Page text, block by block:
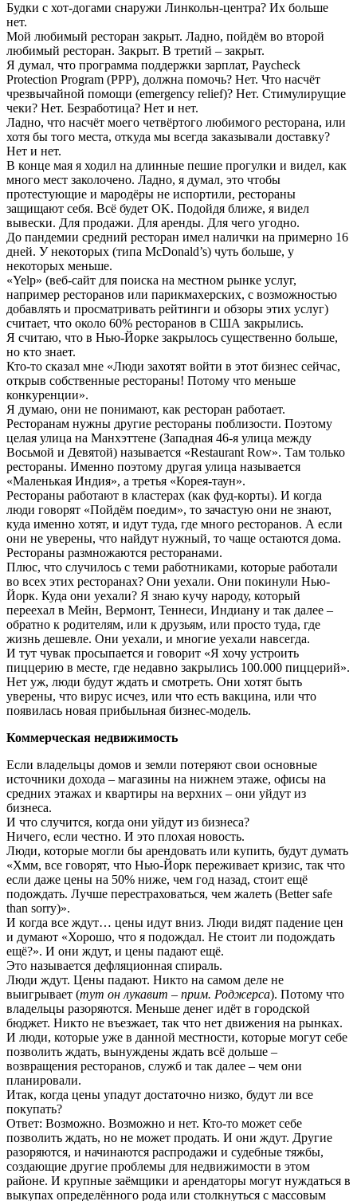
Будки с хот-догами снаружи Линкольн-центра? Их больше
нет.
Мой любимый ресторан закрыт. Ладно, пойдём во второй
любимый ресторан. Закрыт. В третий – закрыт.
Я думал, что программа поддержки зарплат, Paycheck
Protection Program (PPP), должна помочь? Нет. Что насчёт
чрезвычайной помощи (emergency relief)? Нет. Стимулирущие
чеки? Нет. Безработица? Нет и нет.
Ладно, что насчёт моего четвёртого любимого ресторана, или
хотя бы того места, откуда мы всегда заказывали доставку?
Нет и нет.
В конце мая я ходил на длинные пешие прогулки и видел, как
много мест заколочено. Ладно, я думал, это чтобы
протестующие и мародёры не испортили, рестораны
защищают себя. Всё будет OK. Подойдя ближе, я видел
вывески. Для продажи. Для аренды. Для чего угодно.
До пандемии средний ресторан имел налички на примерно 16
дней. У некоторых (типа McDonald’s) чуть больше, у
некоторых меньше.
«Yelp» (веб-сайт для поиска на местном рынке услуг,
например ресторанов или парикмахерских, с возможностью
добавлять и просматривать рейтинги и обзоры этих услуг)
считает, что около 60% ресторанов в США закрылись.
Я считаю, что в Нью-Йорке закрылось существенно больше,
но кто знает.
Кто-то сказал мне «Люди захотят войти в этот бизнес сейчас,
открыв собственные рестораны! Потому что меньше
конкуренции».
Я думаю, они не понимают, как ресторан работает.
Ресторанам нужны другие рестораны поблизости. Поэтому
целая улица на Манхэттене (Западная 46-я улица между
Восьмой и Девятой) называется «Restaurant Row». Там только
рестораны. Именно поэтому другая улица называется
«Маленькая Индия», а третья «Корея-таун».
Рестораны работают в кластерах (как фуд-корты). И когда
люди говорят «Пойдём поедим», то зачастую они не знают,
куда именно хотят, и идут туда, где много ресторанов. А если
они не уверены, что найдут нужный, то чаще остаются дома.
Рестораны размножаются ресторанами.
Плюс, что случилось с теми работниками, которые работали
во всех этих ресторанах? Они уехали. Они покинули Нью-
Йорк. Куда они уехали? Я знаю кучу народу, который
переехал в Мейн, Вермонт, Теннеси, Индиану и так далее –
обратно к родителям, или к друзьям, или просто туда, где
жизнь дешевле. Они уехали, и многие уехали навсегда.
И тут чувак просыпается и говорит «Я хочу устроить
пиццерию в месте, где недавно закрылись 100.000 пиццерий».
Нет уж, люди будут ждать и смотреть. Они хотят быть
уверены, что вирус исчез, или что есть вакцина, или что
появилась новая прибыльная бизнес-модель.
Коммерческая недвижимость
Если владельцы домов и земли потеряют свои основные
источники дохода – магазины на нижнем этаже, офисы на
средних этажах и квартиры на верхних – они уйдут из
бизнеса.
И что случится, когда они уйдут из бизнеса?
Ничего, если честно. И это плохая новость.
Люди, которые могли бы арендовать или купить, будут думать
«Хмм, все говорят, что Нью-Йорк переживает кризис, так что
если даже цены на 50% ниже, чем год назад, стоит ещё
подождать. Лучше перестраховаться, чем жалеть (Better safe
than sorry)».
И когда все ждут… цены идут вниз. Люди видят падение цен
и думают «Хорошо, что я подождал. Не стоит ли подождать
ещё?». И они ждут, и цены падают ещё.
Это называется дефляционная спираль.
Люди ждут. Цены падают. Никто на самом деле не
выигрывает (тут он лукавит – прим. Роджерса). Потому что
владельцы разоряются. Меньше денег идёт в городской
бюджет. Никто не въезжает, так что нет движения на рынках.
И люди, которые уже в данной местности, которые могут себе
позволить ждать, вынуждены ждать всё дольше –
возвращения ресторанов, служб и так далее – чем они
планировали.
Итак, когда цены упадут достаточно низко, будут ли все
покупать?
Ответ: Возможно. Возможно и нет. Кто-то может себе
позволить ждать, но не может продать. И они ждут. Другие
разоряются, и начинаются распродажи и судебные тяжбы,
создающие другие проблемы для недвижимости в этом
районе. И крупные заёмщики и арендаторы могут нуждаться в
выкупах определённого рода или столкнуться с массовым